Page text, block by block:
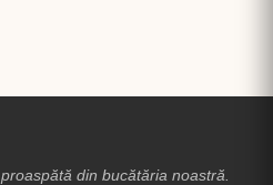
din bucătăria noastră.